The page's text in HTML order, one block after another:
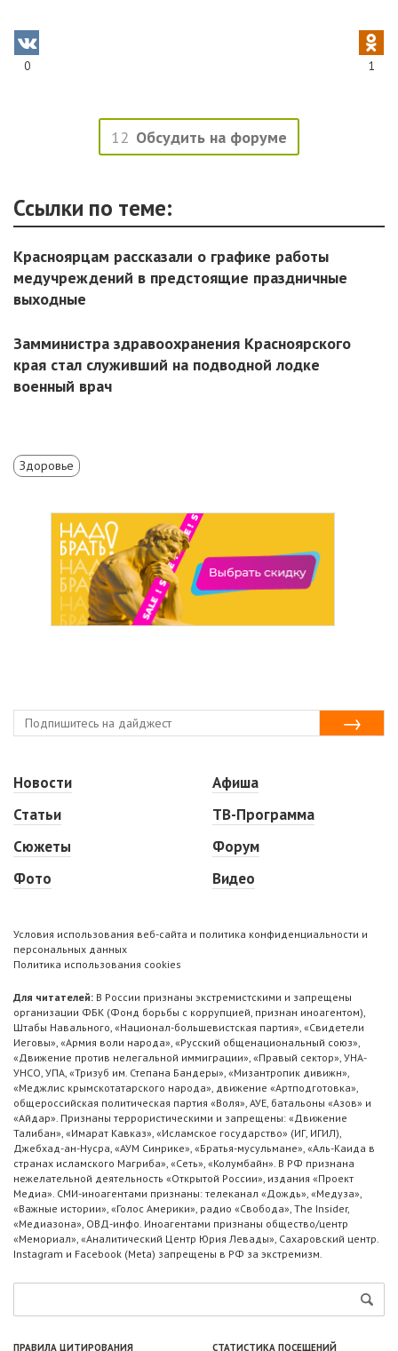
0 1
12 Обсудить на форуме
Ссылки по теме:
Красноярцам рассказали о графике работы
медучреждений в предстоящие праздничные
выходные
Замминистра здравоохранения Красноярского
края стал служивший на подводной лодке
военный врач
Здоровье
Новости
Статьи
Сюжеты
Фото
Афиша
ТВ-Программа
Форум
Видео
Условия использования веб-сайта и политика конфиденциальности и
персональных данных
Политика использования cookies
Для читателей: В России признаны экстремистскими и запрещены
организации ФБК (Фонд борьбы с коррупцией, признан иноагентом),
Штабы Навального, «Национал-большевистская партия», «Свидетели
Иеговы», «Армия воли народа», «Русский общенациональный союз»,
«Движение против нелегальной иммиграции», «Правый сектор», УНА-
УНСО, УПА, «Тризуб им. Степана Бандеры», «Мизантропик дивижн»,
«Меджлис крымскотатарского народа», движение «Артподготовка»,
общероссийская политическая партия «Воля», АУЕ, батальоны «Азов» и
«Айдар». Признаны террористическими и запрещены: «Движение
Талибан», «Имарат Кавказ», «Исламское государство» (ИГ, ИГИЛ),
Джебхад-ан-Нусра, «АУМ Синрике», «Братья-мусульмане», «Аль-Каида в
странах исламского Магриба», «Сеть», «Колумбайн». В РФ признана
нежелательной деятельность «Открытой России», издания «Проект
Медиа». СМИ-иноагентами признаны: телеканал «Дождь», «Медуза»,
«Важные истории», «Голос Америки», радио «Свобода», The Insider,
«Медиазона», ОВД-инфо. Иноагентами признаны общество/центр
«Мемориал», «Аналитический Центр Юрия Левады», Сахаровский центр.
Instagram и Facebook (Metа) запрещены в РФ за экстремизм.
ПРАВИЛА ЦИТИРОВАНИЯ СТАТИСТИКА ПОСЕЩЕНИЙ